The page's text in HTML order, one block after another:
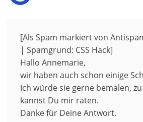
[Als Spam markiert von
| Spamgrund: CSS Hack]
Hallo Annemarie,
wir haben auch schon einige
Ich würde sie gerne bemalen,
kannst Du mir raten.
Danke für Deine Antwort.